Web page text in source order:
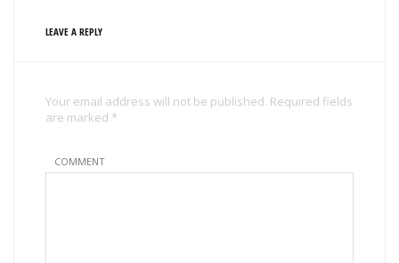
LEAVE A REPLY
Your email address will not be published. Required fields
are marked *
COMMENT